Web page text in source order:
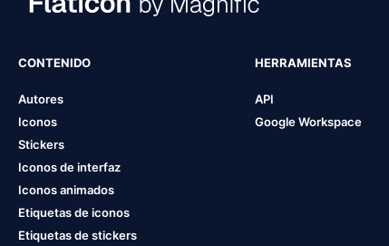
CONTENIDO
Autores
Iconos
Stickers
Iconos de interfaz
Iconos animados
Etiquetas de iconos
Etiquetas de stickers
HERRAMIENTAS
API
Google Workspace